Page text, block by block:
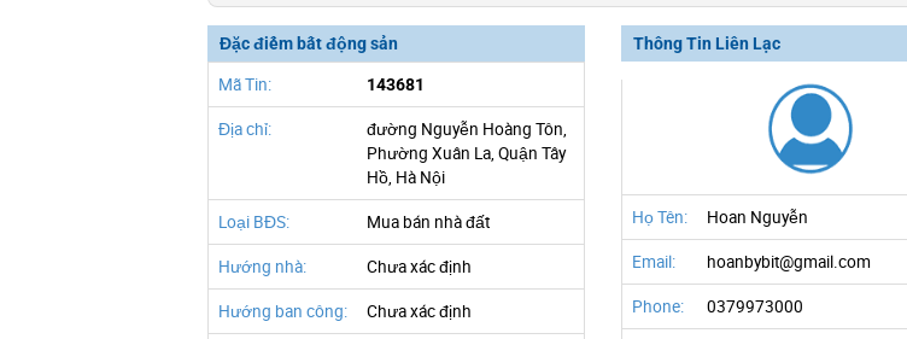
Đặc điểm bất động sản
Mã Tin: 143681
Địa chỉ:
đường Nguyễn Hoàng Tôn,
Phường Xuân La, Quận Tây
Hồ, Hà Nội
Loại BĐS: Mua bán nhà đất
Hướng nhà: Chưa xác định
Hướng ban công: Chưa xác định
Thông Tin Liên Lạc
Họ Tên: Hoan Nguyễn
Email: hoanbybit@gmail.com
Phone: 0379973000